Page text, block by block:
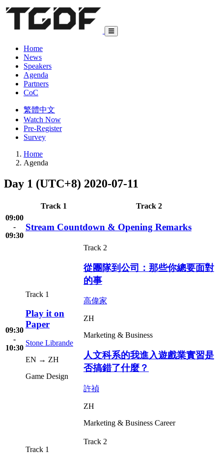
Home
News
Speakers
Agenda
Partners
CoC
繁體中文
Watch Now
Pre-Register
Survey
Home
Agenda
Day 1 (UTC+8) 2020-07-11
Track 1
Track 2
09:00
-
09:30
Stream Countdown & Opening Remarks
09:30
-
10:30
Track 1
Play it on
Paper
Stone Librande
EN → ZH
Game Design
Track 2
從團隊到公司：那些你總要面對
的事
高偉家
ZH
Marketing & Business
人文科系的我進入遊戲業實習是
否搞錯了什麼？
許禎
ZH
Marketing & Business Career
Track 1
Track 2